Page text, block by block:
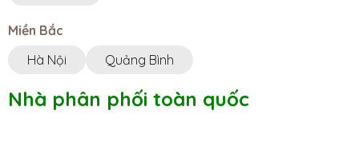
Miền Bắc
Hà Nội
Quảng Bình
Nhà phân phối toàn quốc